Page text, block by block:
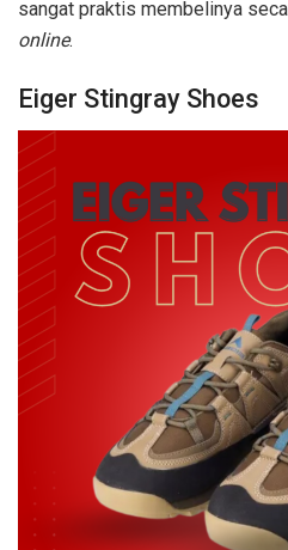
sangat praktis membelinya
online.
Eiger Stingray Shoes